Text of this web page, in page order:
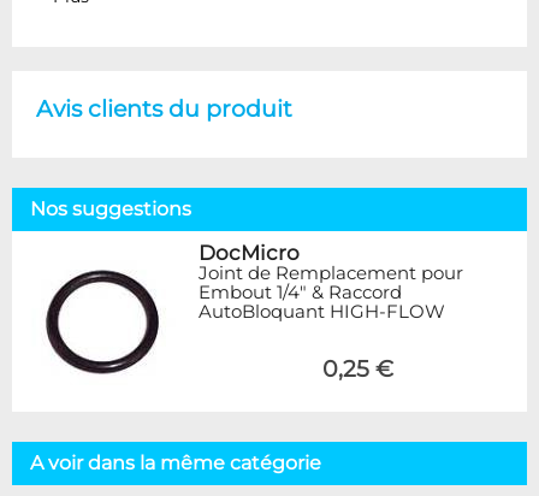
Avis clients du produit
Nos suggestions
DocMicro
Joint de Remplacement pour
Embout 1/4" & Raccord
AutoBloquant HIGH-FLOW
0,25 €
A voir dans la même catégorie